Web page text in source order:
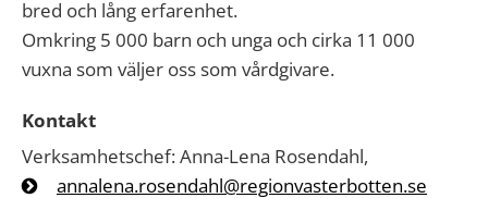
bred och lång erfarenhet.
Omkring 5 000 barn och unga och cirka 11 000
vuxna som väljer oss som vårdgivare.
Kontakt
Verksamhetschef: Anna-Lena Rosendahl,
annalena.rosendahl@regionvasterbotten.se